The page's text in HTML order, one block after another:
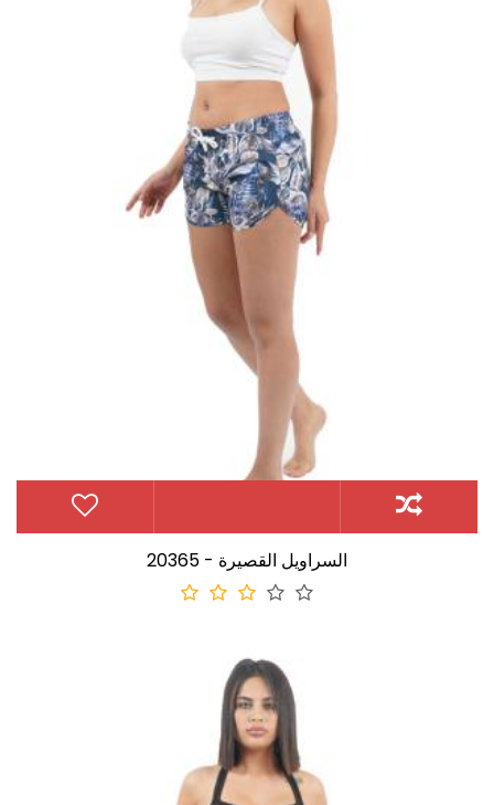
20365 - السراويل القصيرة